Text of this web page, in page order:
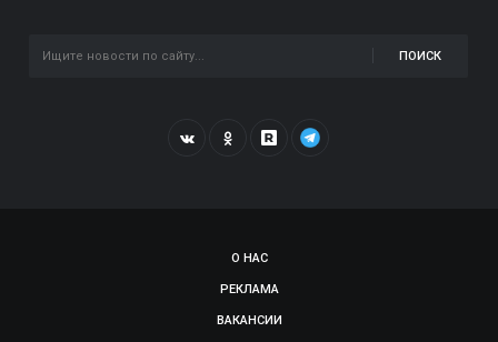
ПОИСК
О НАС
РЕКЛАМА
ВАКАНСИИ